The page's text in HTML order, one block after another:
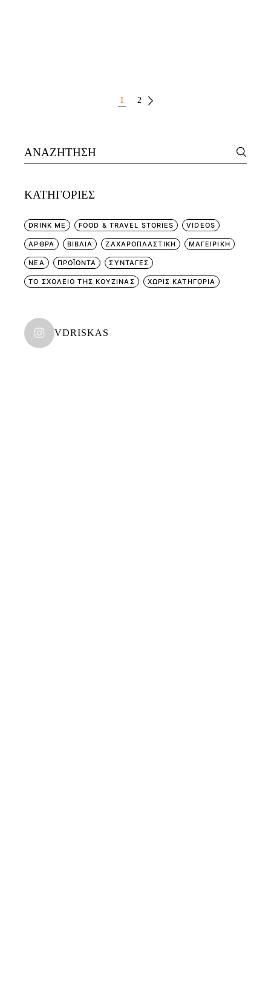
ΣΕΛΙΔΟΠΟΊΗΣΗ
1 2
Search
for:
KΑΤΗΓΟΡΊΕΣ
DRINK ME FOOD & TRAVEL STORIES VIDEOS
ΑΡΘΡΑ ΒΙΒΛΙΑ ΖΑΧΑΡΟΠΛΑΣΤΙΚΗ ΜΑΓΕΙΡΙΚΗ
ΝΕΑ ΠΡΟΪΟΝΤΑ ΣΥΝΤΑΓΕΣ
ΤΟ ΣΧΟΛΕΙΟ ΤΗΣ ΚΟΥΖΙΝΑΣ ΧΩΡΊΣ ΚΑΤΗΓΟΡΊΑ
VDRISKAS